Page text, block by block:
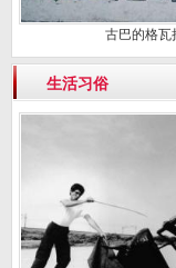
古巴的格瓦
生活习俗